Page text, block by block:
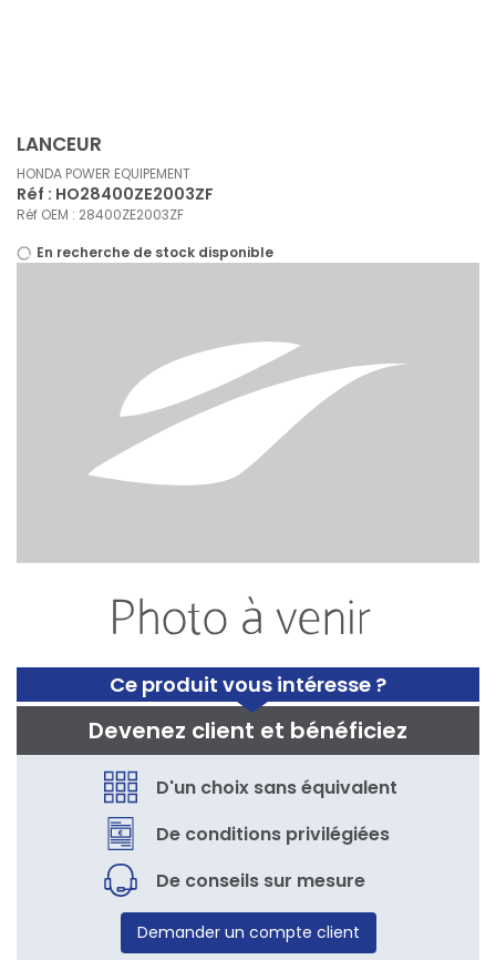
Ce produit vous intéresse ?
Devenez client et bénéficiez
D'un choix sans équivalent
De conditions privilégiées
De conseils sur mesure
Demander un compte client
LANCEUR
HONDA POWER EQUIPEMENT
Réf : HO28400ZE2003ZF
Réf OEM : 28400ZE2003ZF
En recherche de stock disponible